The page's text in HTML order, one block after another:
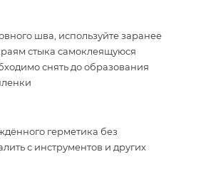
шва, используйте заранее
стыка самоклеящуюся
снять до образования
герметика без
с инструментов и других